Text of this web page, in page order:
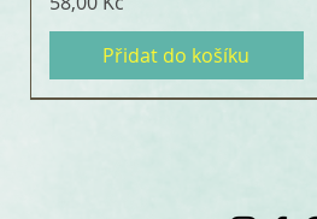
Přidat do košíku